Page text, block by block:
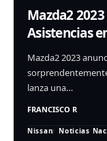
Mazda2
Asistencias
Mazda2 2023
lanza una…
FRANCISCO R
Nissan Noticias